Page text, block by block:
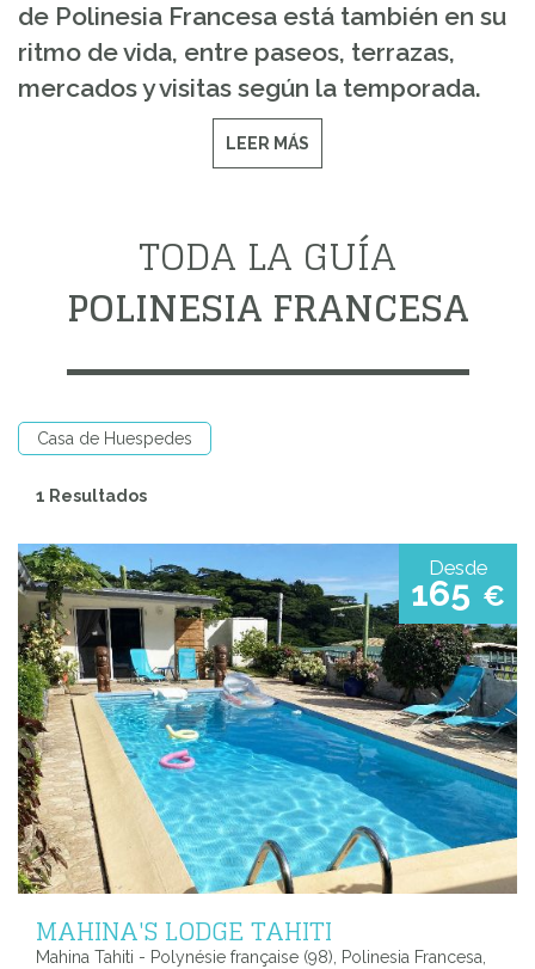
de Polinesia Francesa está también en su
ritmo de vida, entre paseos, terrazas,
mercados y visitas según la temporada.
LEER MÁS
TODA LA GUÍA
POLINESIA FRANCESA
Casa de Huespedes
1 Resultados
Desde
165 €
MAHINA'S LODGE TAHITI
Mahina Tahiti - Polynésie française (98), Polinesia Francesa,